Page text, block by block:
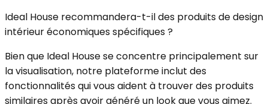
Ideal House recommandera-t-il des produits de design
intérieur économiques spécifiques ?
Bien que Ideal House se concentre principalement sur
la visualisation, notre plateforme inclut des
fonctionnalités qui vous aident à trouver des produits
similaires après avoir généré un look que vous aimez.